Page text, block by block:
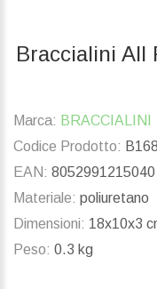
Braccialini All
Marca: BRACCIALINI
Codice Prodotto:
EAN: 8052991215040
Materiale: poliuretano
Dimensioni: 18x10x3
Peso: 0.3 kg